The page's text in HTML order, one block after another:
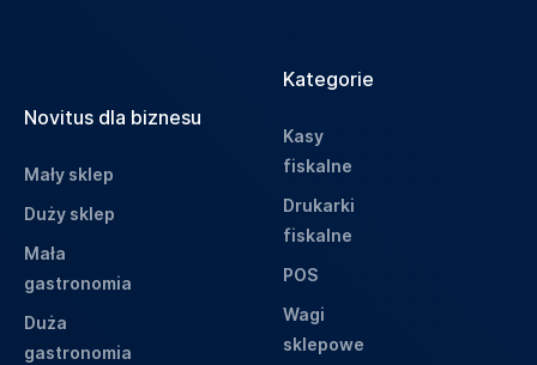
Novitus dla biznesu
Mały sklep
Duży sklep
Mała
gastronomia
Duża
gastronomia
Kategorie
Kasy
fiskalne
Drukarki
fiskalne
POS
Wagi
sklepowe